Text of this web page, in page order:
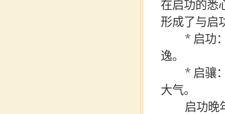
在启功的悉
形成了与启
* 启功
逸。
* 启骧
大气。
启功晚